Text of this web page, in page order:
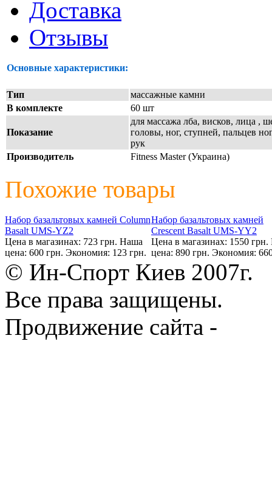
Доставка
Отзывы
Основные характеристики:
Тип
массажные камни
В комплекте
60 шт
Показание
для массажа лба, висков, лица ,
головы, ног, ступней, пальцев
рук
Производитель
Fitness Master (Украина)
Похожие товары
Набор базальтовых камней Column
Basalt UMS-YZ2
Цена в магазинах: 723 грн. Наша
цена: 600 грн. Экономия: 123 грн.
Набор базальтовых камней
Crescent Basalt UMS-YY2
Цена в магазинах: 1550 грн.
цена: 890 грн. Экономия:
© Ин-Спорт Киев 2007г.
Все права защищены.
Продвижение сайта -